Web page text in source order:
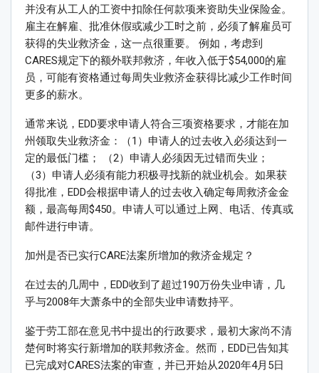
并没有从工人的工资中扣除任何款项来资助失业保险金。
雇主在解雇、批准休假或减少工时之前，必须了解雇员可
获得的失业救济金，这一点很重要。 例如，考虑到
CARES规定下的额外联邦救济，年收入低于$54,000的雇
员，可能有资格通过每周失业救济金获得比减少工作时间
更多的薪水。
通常来说，EDD要求申请人符合三项资格要求，才能在加
州领取失业救济金：（1）申请人的过去收入必须达到一
定的最低门槛； （2）申请人必须因无过错而失业；
（3）申请人必须有能力积极寻找新的就业机会。如果获
得批准，EDD会根据申请人的过去收入确定每周救济金金
额，最高每周$450。申请人可以通过上网、电话、传真或
邮件进行申请。
加州是否已实行CARE法案所增加的救济金规定？
在过去的几周中，EDD收到了超过190万份失业申请，几
乎与2008年大萧条中的全部失业申请数持平。
鉴于劳工部在意见书中提出的行政要求，最初大家尚不清
楚何时将实行新增加的联邦救济金。然而，EDD已告知其
已完成对CARES法案的审查，并已开始从2020年4月5日